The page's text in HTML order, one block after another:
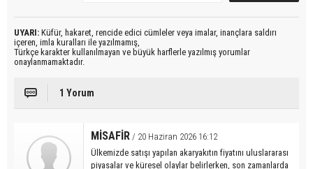
UYARI: Küfür, hakaret, rencide edici cümleler veya imalar, inançlara saldırı
içeren, imla kuralları ile yazılmamış,
Türkçe karakter kullanılmayan ve büyük harflerle yazılmış yorumlar
onaylanmamaktadır.
1 Yorum
MİSAFİR / 20 Haziran 2026 16:12
Ülkemizde satışı yapılan akaryakıtın fiyatını uluslararası
piyasalar ve küresel olaylar belirlerken, son zamanlarda